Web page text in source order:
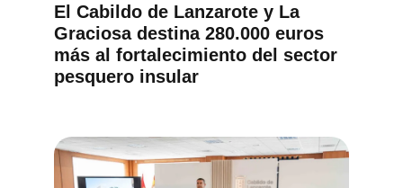
El Cabildo de Lanzarote y La
Graciosa destina 280.000 euros
más al fortalecimiento del sector
pesquero insular